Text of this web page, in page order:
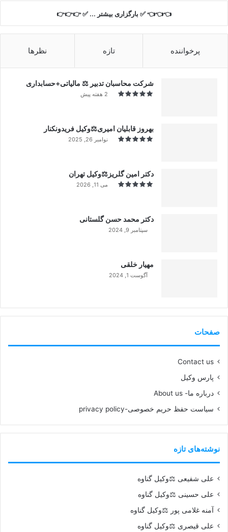
👈👈👈 ✅ بارگزاری بیشتر ... ✅ 👉👉👉
پرخواننده تازه نظرها
شرکت محاسبان تدبیر ⚖️ مالیاتی+حسابداری
2 هفته پیش
بهروز قابلیان امیری⚖️وکیل فریدونکنار
نوامبر 26, 2025
دکتر امین گلریز⚖️وکیل تهران
می 11, 2026
دکتر محمد حسن گلستانی
سپتامبر 9, 2024
مهیار خلقی
آگوست 1, 2024
صفحات
Contact us
پارس وکیل
درباره ما- About us
سیاست حفظ حریم خصوصی-privacy policy
نوشته‌های تازه
علی شفیعی ⚖️وکیل گناوه
علی حسینی ⚖️وکیل گناوه
آمنه غلامی پور ⚖️وکیل گناوه
علی قیصری ⚖️وکیل گناوه